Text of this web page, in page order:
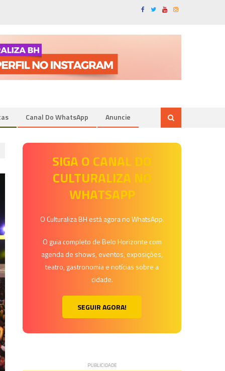
Canal Do WhatsApp Anuncie
SIGA O CANAL DO
CULTURALIZA NO
WHATSAPP
O Culturaliza BH está agora no WhatsApp.
O guia completo de Belo Horizonte com
agenda de shows, eventos, exposições,
teatro, gastronomia e notícias sobre a
cidade.
SEGUIR AGORA!